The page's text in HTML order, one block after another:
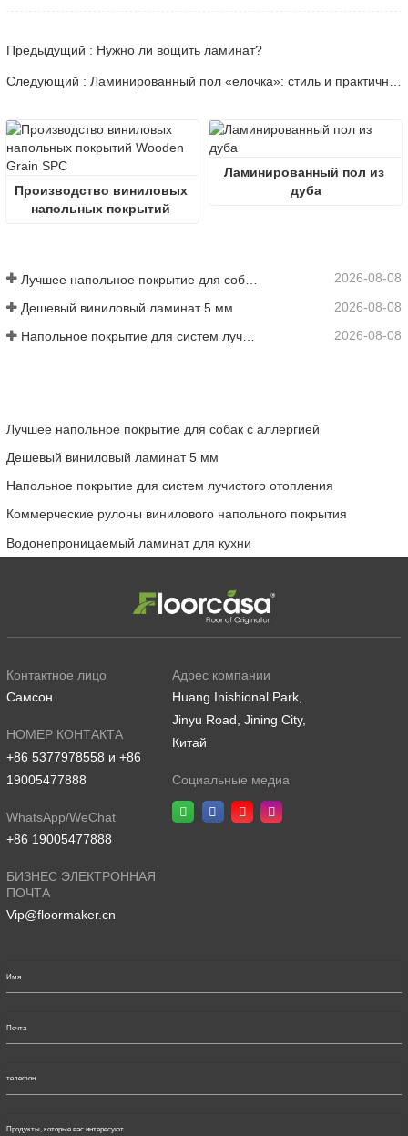
Предыдущий : Нужно ли вощить ламинат?
Следующий : Ламинированный пол «елочка»: стиль и практичность — плюсы и минусы.
Производство виниловых
напольных покрытий
Ламинированный пол из
дуба
2026-08-08
Дешевый виниловый ламинат 5 мм 2026-08-08
Напольное покрытие для систем лучистого отопления 2026-08-08
Лучшее напольное покрытие для собак с аллергией
Дешевый виниловый ламинат 5 мм
Напольное покрытие для систем лучистого отопления
Коммерческие рулоны винилового напольного покрытия
Водонепроницаемый ламинат для кухни
Контактное лицо
Самсон
НОМЕР КОНТАКТА
+86 5377978558 и +86
19005477888
WhatsApp/WeChat
+86 19005477888
БИЗНЕС ЭЛЕКТРОННАЯ
ПОЧТА
Vip@floormaker.cn
Адрес компании
Huang Inishional Park,
Jinyu Road, Jining City,
Китай
Социальные медиа